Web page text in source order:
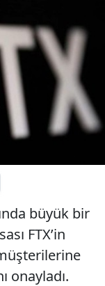
büyük bir
FTX’in
onayladı.